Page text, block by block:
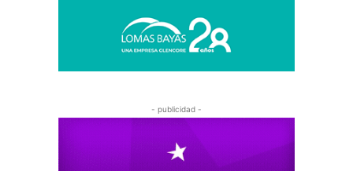
- publicidad -